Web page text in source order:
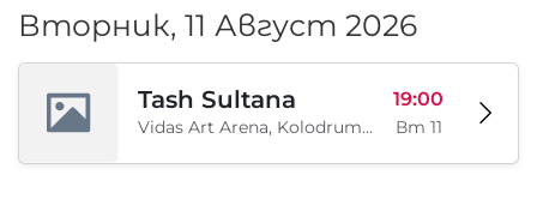
Вторник, 11 Август 2026
Tash Sultana
Vidas Art Arena, Kolodrum, Borisova gradina, София, BG
19:00
Вт 11